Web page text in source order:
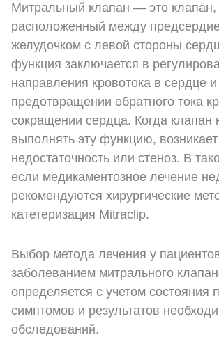
Митральный клапан — это клапан,
расположенный между
желудочком с левой стороны
функция заключается в
направления кровотока в сердце и
предотвращении обратного тока
сокращении сердца. Когда клапан
выполнять эту функцию, возникает
недостаточность или стеноз. В
если медикаментозное лечение
рекомендуются хирургические
катетеризация Mitraclip.
Выбор метода лечения у
заболеванием митрального
определяется с учетом состояния
симптомов и результатов
обследований.